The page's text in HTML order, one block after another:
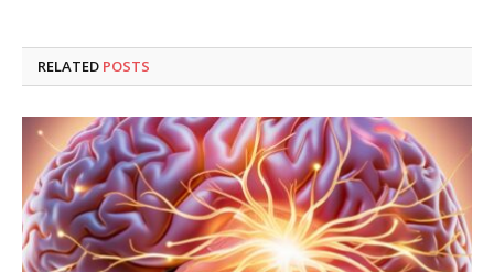
RELATED POSTS